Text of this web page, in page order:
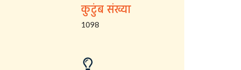
कुटुंब संख्या
1098